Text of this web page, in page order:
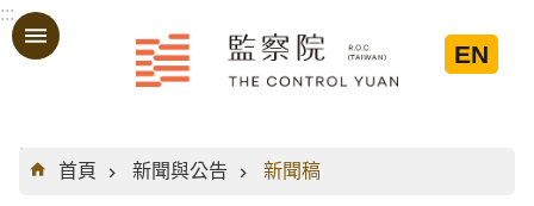
跳到主要內容區塊
:::
EN
:::
首頁
新聞與公告 新聞稿